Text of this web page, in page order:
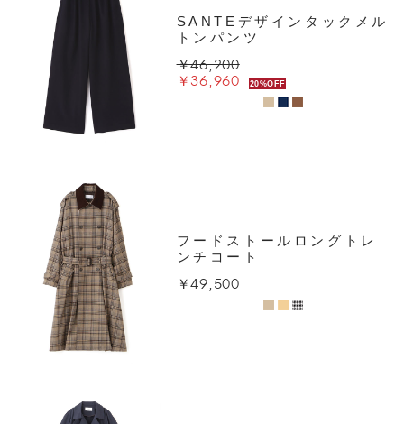
SANTEデザインタックメル
トンパンツ
￥46,200
￥36,960 20%OFF
フードストールロングトレ
ンチコート
￥49,500